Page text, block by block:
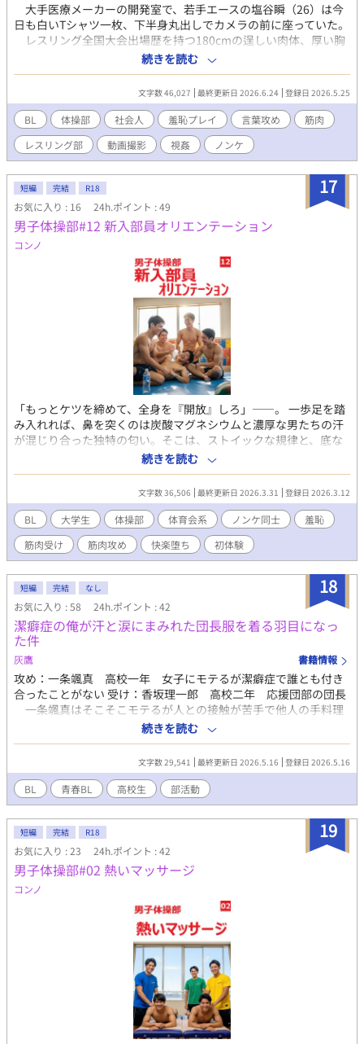
大手医療メーカーの開発室で、若手エースの塩谷瞬（26）は今
日も白いTシャツ一枚、下半身丸出しでカメラの前に座っていた。
レスリング全国大会出場歴を持つ180cmの逞しい肉体、厚い胸
板と鋼のような腹筋、18cmを超える極太の男根。それらがすべ
て、採精カップの性能検証という名目で、3台の固定カメラと手持
ちカメラに容赦なく記録される。毎日のように先輩の射精を間近
で見せつけられ、自分もまた大量の白濁をカップにぶちまける
——そんな倒錯した日常に、塩谷は気づけば羞恥の奥底から熱い
昂ぶりを抑えきれなくなっていた。 そして運命の外部モニター
試験当日。集められたのは現役器械体操部員を含む30人の精悍な
若者たち。彼らもまた前室で全裸にされ、白Tシャツ一枚という屈
辱の格好で臨床試験室へ。いきり立った男根、重く垂れさがる陰
嚢を晒しながら、次々とカメラの前に座らされる。 「イきま
す……出ます……！」 申告の声が響き、若々しい肉棒がビクビ
クと痙攣しながら濃厚な精液を噴射する。最後の一滴まで根元か
ら絞り出す工程まで、至近距離で克明に撮影。だがその中でも特
に異彩を放ったのは、童顔のドS大学生・高瀬恒征。20cmを超え
る規格外の巨根を誇る彼は、この普通のオナニーではイケないと
「オカズ」を要求する…… ノンケのプライドを粉々にされなが
らも、肉体が正直に反応してしまう塩谷。カメラのレンズ越しに
交錯する視線、飛び散る汗と精液、獣のような喘ぎ声。器械体操
部員たちの底なしの性欲が、臨床試験室という密室で爆発的に連
鎖していく。 白濁まみれの極限羞恥と、体育会系男子たちの溢
れんばかりの欲望が織りなす、シリーズ史上最も濃厚で倒錯した
一作。読む者の理性をも白く染め上げる、熱くねっとりとした快
楽の商品開発テストが今、始まる。 （過激な描写を含むため、18
歳以上の読者に限定） 【「男子体操部シリーズ」の第15作です。
これまでの作品を先に読んでいただけると、なお一層お楽しみい
ただけます！】
続きを読む
文字数 46,027 最終更新日 2026.6.24 登録日 2026.5.25
BL 体操部 社会人 羞恥プレイ 言葉攻め
筋肉
レスリング部
動画撮影 視姦 ノンケ
17
短編 完結 R18
お気に入り : 16 24h.ポイント : 49
男子体操部#12 新入部員オリエンテーション
コンノ
「もっとケツを締めて、全身を『開放』しろ」――。 一歩足を踏
み入れれば、鼻を突くのは炭酸マグネシウムと濃厚な男たちの汗
が混じり合った独特の匂い。そこは、ストイックな規律と、底な
しの性欲が表裏一体となった男子器械体操部の「聖域」だ。 名門
の大学体操部に入部した長谷部剛と長嶋柊斗を待ち受けていたの
は、彼らの常識を根底から覆す「新入部員オリエンテーション」
の洗礼。練習後のロッカールーム、そこでは主将・坂口の号令と
ともに、全裸の男たちが当然の権利を主張するように互いの欲望
を剥き出しにし、集団自慰に興じている。鍛え抜かれた肉体が放
つ熱気、掌と粘膜が擦れる生々しい音、そして空間を支配する圧
倒的な精液の香り。 憧れの先輩たちの「真の姿」を目の当たりに
し、羞恥と困惑に震える新入部員たち。しかし、逃れられない衆
人環視のなかで、彼らの中の「オス」としての本能が抗いようも
なく疼き始める。さらにシャワー室で行われる「ボディメンテナ
ンス」という名の、あまりにも過激で開放的な仲間同士の身体の
交わり。理性の防波堤が決壊したとき、若き部員たちは泥沼のよ
うな快楽の渦へと軽快に飛び込んでいく。 彫刻のように作り込ま
れた筋肉と、剥き出しの性器が織りなす圧倒的な肉体美。本作
は、体操競技という究極の身体表現を追求するノンケの男たち
が、その極限状態で互いを「開拓」し、絆を深めていく姿を、む
せ返るような官能描写で描き出した衝撃作。鋼の肉体を白濁が汚
し、昂った喘ぎ声がタイルの壁に反響する、禁断の「部活動」の
全貌がここにある。 （過激な描写を含むため、18歳以上の読者に
限定） 【「男子体操部シリーズ」の第12作です。これまでの作品
を先に読んでいただけると、なお一層お楽しみいただけます！】
続きを読む
文字数 36,506 最終更新日 2026.3.31 登録日 2026.3.12
BL 大学生 体操部 体育会系 ノンケ同士
羞恥
筋肉受け
筋肉攻め 快楽堕ち 初体験
18
短編 完結 なし
お気に入り : 58 24h.ポイント : 42
潔癖症の俺が汗と涙にまみれた団長服を着る羽目になっ
た件
灰鷹 書籍情報
攻め：一条颯真 高校一年 女子にモテるが潔癖症で誰とも付き
合ったことがない 受け：香坂理一郎 高校二年 応援団部の団長
一条颯真はそこそこモテるが人との接触が苦手で他人の手料理
も食べられない。高一のバレンタインデーでもらった手作りケー
キを横流しした縁で、二年生で応援団部の団長にして唯一の部員
である香坂理一郎と親しくなる。演舞の太鼓を手伝うかわりに潔
癖症のリハビリに付き合ってもらうことになったのだが。汗と涙
にまみれた団長服を着ることが、リハビリの最終目標らしく
て……。 ※ ノベマからの転載です。同サイトにはこれ以外にコ
ンテスト中の期間限定で公開している作品もあるので、気になっ
た方は下記を覗いていただければ幸いです。
https://novema.jp/member/n1359588
続きを読む
文字数 29,541 最終更新日 2026.5.16 登録日 2026.5.16
BL 青春BL 高校生 部活動
19
短編 完結 R18
お気に入り : 23 24h.ポイント : 42
男子体操部#02 熱いマッサージ
コンノ